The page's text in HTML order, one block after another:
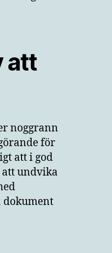
att
noggrann
för
att i god
undvika
dokument